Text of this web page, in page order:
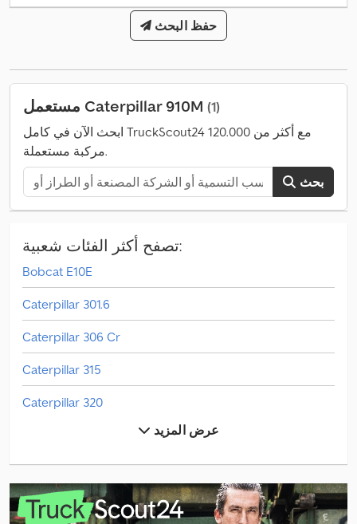
آخر, ساعات التشغيل: 2.370 h,
حفظ البحث
مستعمل Caterpillar 910M (1)
ابحث الآن في كامل TruckScout24 مع أكثر من 120.000
مركبة مستعملة.
بحث
تصفح أكثر الفئات شعبية:
Bobcat E10E
Caterpillar 301.6
Caterpillar 306 Cr
Caterpillar 315
Caterpillar 320
Caterpillar 907M
Caterpillar 908M
عرض المزيد